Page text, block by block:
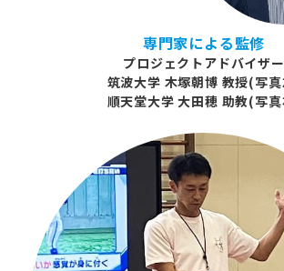
専門家による監修
プロジェクトアドバイザー
筑波大学 木塚朝博 教授(写真
順天堂大学 大田穂 助教(写真